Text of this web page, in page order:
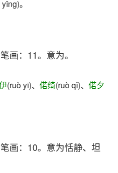
。
画：11。意为。
(ruò yī)、 偌绮(ruò qǐ)、 偌夕
画：10。意为恬静、坦